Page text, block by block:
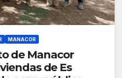
MANACOR
de Manacor
de Es